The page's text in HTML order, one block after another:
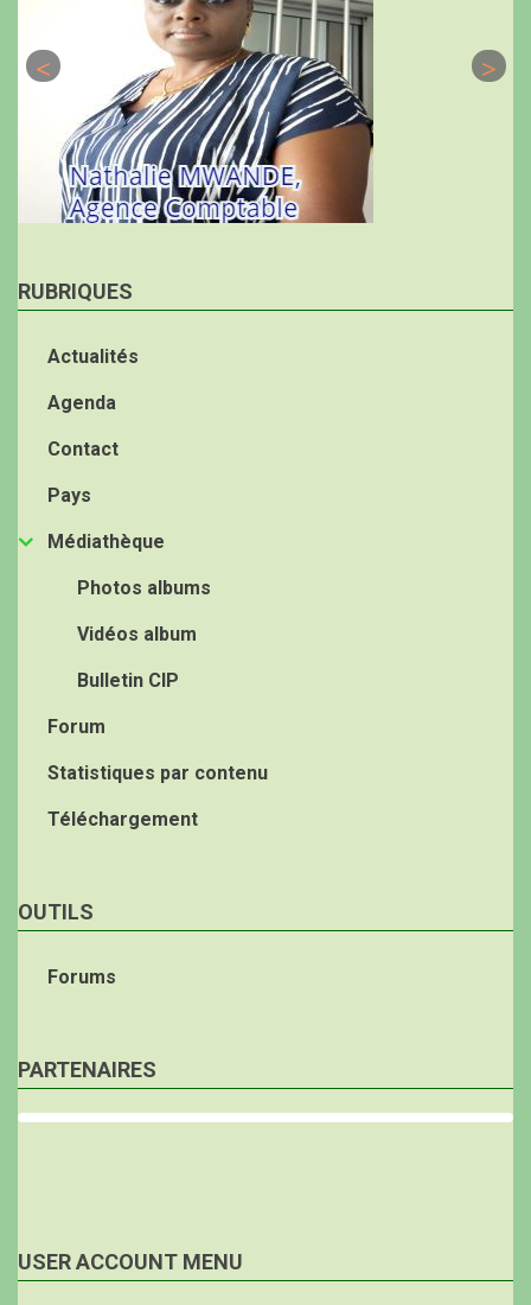
RUBRIQUES
Actualités
Agenda
Contact
Pays
Médiathèque
Photos albums
Vidéos album
Bulletin CIP
Forum
Statistiques par contenu
Téléchargement
OUTILS
Forums
PARTENAIRES
USER ACCOUNT MENU